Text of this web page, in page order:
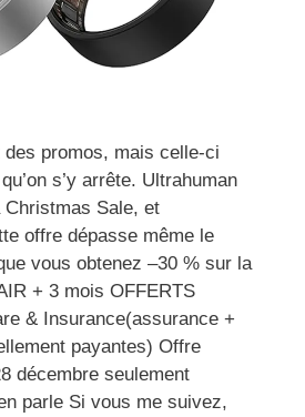
promos, mais celle-ci
s’y arrête. Ultrahuman
Sale, et
offre dépasse même le
vous obtenez –30 % sur la
+ 3 mois OFFERTS
& Insurance(assurance +
payantes) Offre
décembre seulement
parle Si vous me suivez,